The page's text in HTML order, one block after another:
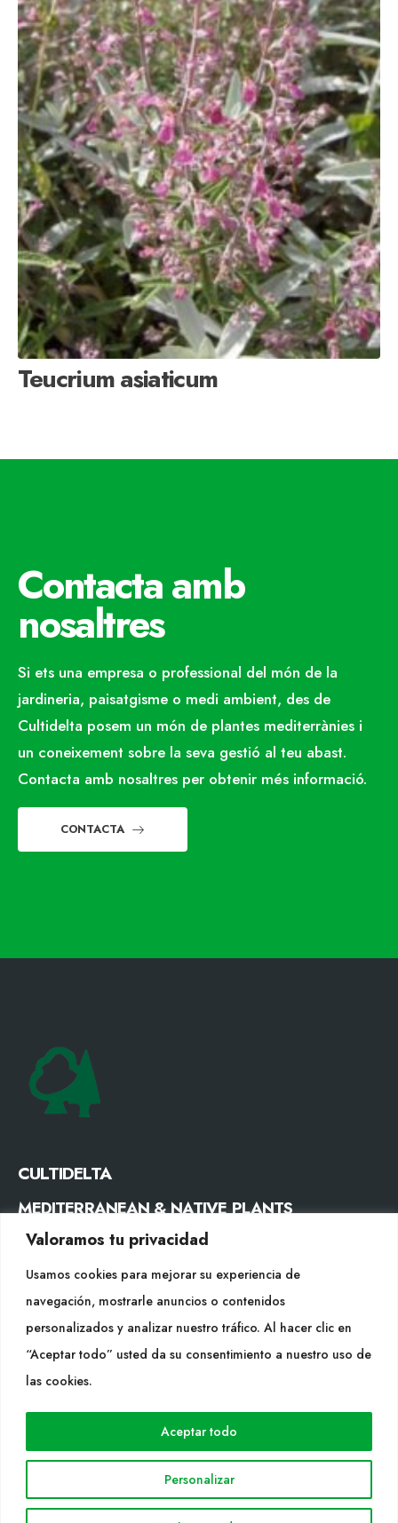
Valoramos tu privacidad
Usamos cookies para mejorar su experiencia de
navegación, mostrarle anuncios o contenidos
personalizados y analizar nuestro tráfico. Al hacer clic en
“Aceptar todo” usted da su consentimiento a nuestro uso de
las cookies.
Personalizar
Aceptar todo
Teucrium asiaticum
Contacta amb
nosaltres
Si ets una empresa o professional del món de la
jardineria, paisatgisme o medi ambient, des de
Cultidelta posem un món de plantes mediterrànies i
un coneixement sobre la seva gestió al teu abast.
Contacta amb nosaltres per obtenir més informació.
CONTACTA
CULTIDELTA
MEDITERRANEAN & NATIVE PLANTS
Tel. +34 977053013
info@cultidelta.com
SEGUEIX-NOS
Árees de treball